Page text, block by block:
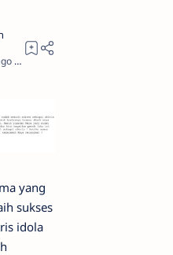
0
yang
sukses
idola